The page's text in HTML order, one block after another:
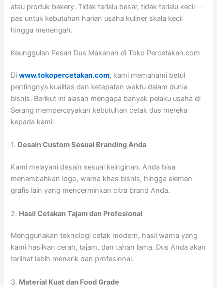
atau produk bakery. Tidak terlalu besar, tidak terlalu kecil —
pas untuk kebutuhan harian usaha kuliner skala kecil
hingga menengah.
Keunggulan Pesan Dus Makanan di Toko Percetakan.com
Diwww.tokopercetakan.com, kami memahami betul
pentingnya kualitas dan ketepatan waktu dalam dunia
bisnis. Berikut ini alasan mengapa banyak pelaku usaha di
Serang mempercayakan kebutuhan cetak dus mereka
kepada kami:
1. Desain Custom Sesuai Branding Anda
Kami melayani desain sesuai keinginan. Anda bisa
menambahkan logo, warna khas bisnis, hingga elemen
grafis lain yang mencerminkan citra brand Anda.
2. Hasil Cetakan Tajam dan Profesional
Menggunakan teknologi cetak modern, hasil warna yang
kami hasilkan cerah, tajam, dan tahan lama. Dus Anda akan
terlihat lebih menarik dan profesional.
3. Material Kuat dan Food Grade